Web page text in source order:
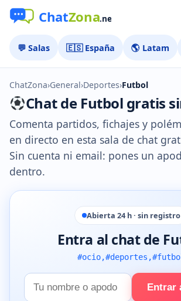
💬 Salas 🇪🇸 España 🌎 Latam
ChatZona›General›Deportes›Futbol
Chat de Futbol gratis
Comenta partidos, fichajes y
en directo en esta sala de chat
Sin cuenta ni email: pones un
dentro.
Abierta 24 h · sin registro
Entra al chat de
Tu
nombre
Entrar